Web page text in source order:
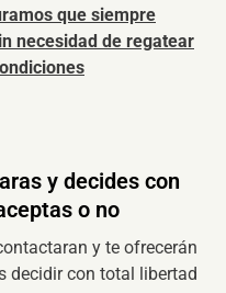
que siempre
necesidad de regatear
y decides con
o no
y te ofrecerán
decidir con total libertad